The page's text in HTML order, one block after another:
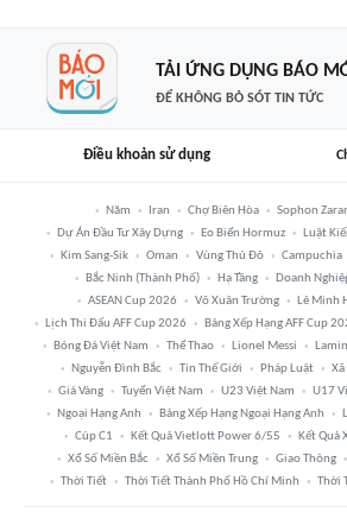
TẢI ỨNG DỤNG BÁO
ĐỂ KHÔNG BỎ SÓT TIN TỨC
Điều khoản sử dụng
Năm Iran Chợ Biên Hòa Sophon
Dự Án Đầu Tư Xây Dựng
Eo Biển Hormuz Luật
Kim Sang-Sik
Oman Vùng Thủ Đô Campuchia
Bắc Ninh (thành Phố)
Hạ Tầng Doanh
ASEAN Cup 2026
Võ Xuân Trường Lê Minh
Lịch Thi Đấu AFF Cup 2026
Bảng Xếp Hạng AFF Cup
Bóng Đá Việt Nam
Thể Thao Lionel Messi
Nguyễn Đình Bắc
Tin Thế Giới Pháp Luật
Giá Vàng
Tuyển Việt Nam U23 Việt Nam U17
Ngoại Hạng Anh
Bảng Xếp Hạng Ngoại Hạng Anh
Cúp C1
Kết Quả Vietlott Power 6/55 Kết Quả
Xổ Số Miền Bắc
Xổ Số Miền Trung Giao Thông
Thời Tiết
Thời Tiết Thành Phố Hồ Chí Minh Thời